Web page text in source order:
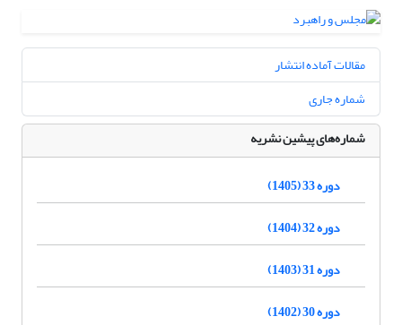
مقالات آماده انتشار
شماره جاری
شماره‌های پیشین نشریه
دوره 33 (1405)
دوره 32 (1404)
دوره 31 (1403)
دوره 30 (1402)